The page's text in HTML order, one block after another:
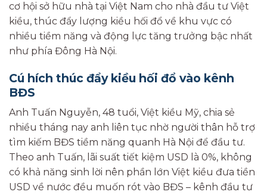
cơ hội sở hữu nhà tại Việt Nam cho nhà đầu tư Việt
kiều, thúc đẩy lượng kiều hối đổ về khu vực có
nhiều tiềm năng và động lực tăng trưởng bậc nhất
như phía Đông Hà Nội.
Cú hích thúc đẩy kiều hối đổ vào kênh
BĐS
Anh Tuấn Nguyễn, 48 tuổi, Việt kiều Mỹ, chia sẻ
nhiều tháng nay anh liên tục nhờ người thân hỗ trợ
tìm kiếm BĐS tiềm năng quanh Hà Nội để đầu tư.
Theo anh Tuấn, lãi suất tiết kiệm USD là 0%, không
có khả năng sinh lời nên phần lớn Việt kiều đưa tiền
USD về nước đều muốn rót vào BĐS – kênh đầu tư